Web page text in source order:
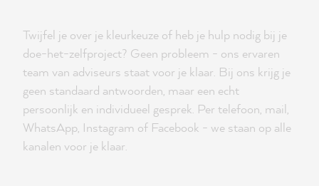
Twijfel je over je kleurkeuze of heb je hulp nodig bij je
doe-het-zelfproject? Geen probleem - ons ervaren
team van adviseurs staat voor je klaar. Bij ons krijg je
geen standaard antwoorden, maar een echt
persoonlijk en individueel gesprek. Per telefoon, mail,
WhatsApp, Instagram of Facebook - we staan op alle
kanalen voor je klaar.